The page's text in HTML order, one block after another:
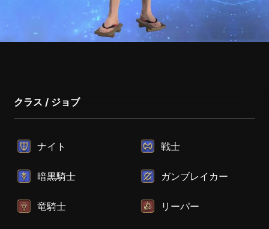
クラス / ジョブ
ナイト 戦士
暗黒騎士 ガンブレイカー
竜騎士 リーパー